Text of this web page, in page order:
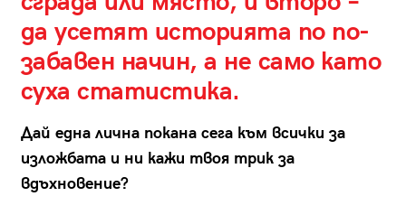
да усетят историята по по-
забавен начин, а не само като
суха статистика.
Дай една лична покана сега към всички за
изложбата и ни кажи твоя трик за
вдъхновение?